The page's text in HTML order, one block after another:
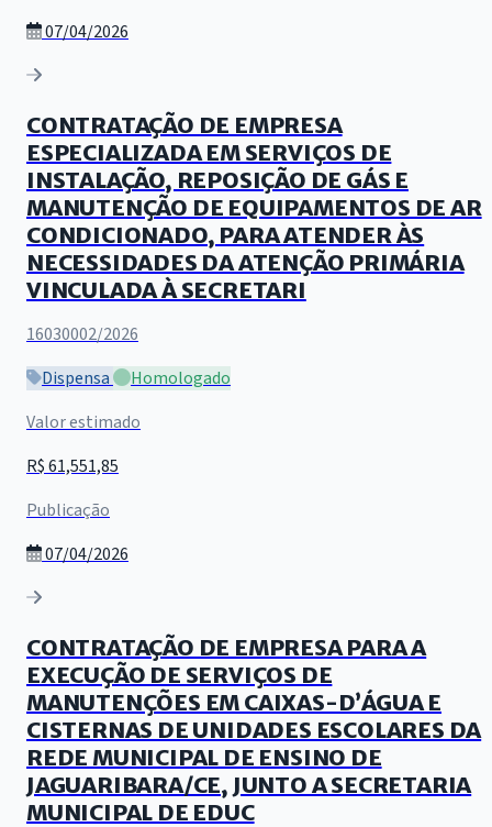
07/04/2026
CONTRATAÇÃO DE EMPRESA
ESPECIALIZADA EM SERVIÇOS DE
INSTALAÇÃO, REPOSIÇÃO DE GÁS E
MANUTENÇÃO DE EQUIPAMENTOS DE AR
CONDICIONADO, PARA ATENDER ÀS
NECESSIDADES DA ATENÇÃO PRIMÁRIA
VINCULADA À SECRETARI
16030002/2026
Dispensa
Homologado
Valor estimado
R$ 61,551,85
Publicação
07/04/2026
CONTRATAÇÃO DE EMPRESA PARA A
EXECUÇÃO DE SERVIÇOS DE
MANUTENÇÕES EM CAIXAS-D’ÁGUA E
CISTERNAS DE UNIDADES ESCOLARES DA
REDE MUNICIPAL DE ENSINO DE
JAGUARIBARA/CE, JUNTO A SECRETARIA
MUNICIPAL DE EDUC